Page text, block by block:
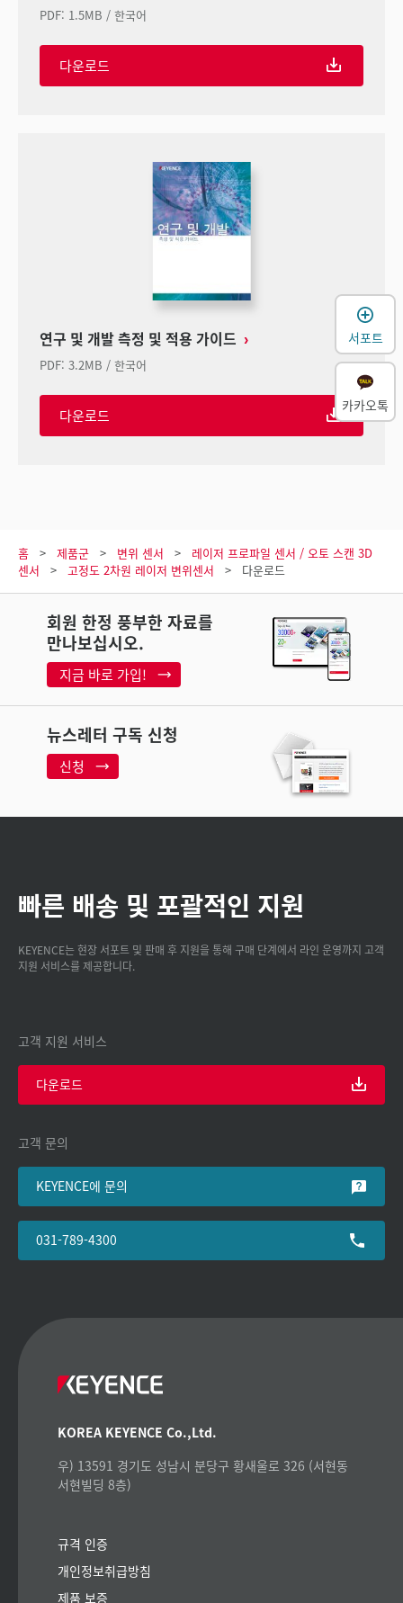
PDF: 1.5MB / 한국어
다운로드
연구 및 개발 측정 및 적용 가이드
PDF: 3.2MB / 한국어
다운로드
홈 제품군 변위 센서
레이저 프로파일 센서 / 오토 스캔 3D
센서
고정도 2차원 레이저 변위센서 다운로드
회원 한정 풍부한 자료를
만나보십시오.
지금 바로 가입!
뉴스레터 구독 신청
신청
빠른 배송 및 포괄적인 지원
KEYENCE는 현장 서포트 및 판매 후 지원을 통해 구매 단계에서 라인 운영까지 고객
지원 서비스를 제공합니다.
고객 지원 서비스
다운로드
고객 문의
KEYENCE에 문의
031-789-4300
KOREA KEYENCE Co.,Ltd.
우) 13591 경기도 성남시 분당구 황새울로 326 (서현동
서현빌딩 8층)
규격 인증
개인정보취급방침
제품 보증
서포트
카카오톡